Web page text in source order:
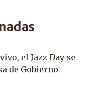
el Jazz Day se
de Gobierno